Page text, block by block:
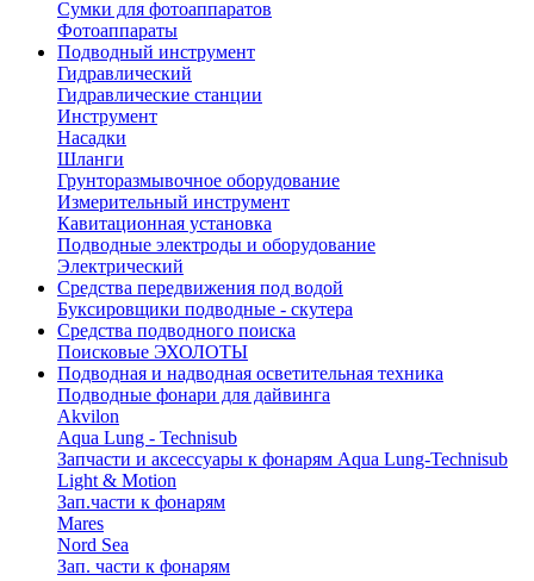
Сумки для фотоаппаратов
Фотоаппараты
Подводный инструмент
Гидравлический
Гидравлические станции
Инструмент
Насадки
Шланги
Грунторазмывочное оборудование
Измерительный инструмент
Кавитационная установка
Подводные электроды и оборудование
Электрический
Средства передвижения под водой
Буксировщики подводные - скутера
Средства подводного поиска
Поисковые ЭХОЛОТЫ
Подводная и надводная осветительная техника
Подводные фонари для дайвинга
Akvilon
Aqua Lung - Technisub
Запчасти и аксессуары к фонарям Aqua Lung-Technisub
Light & Motion
Зап.части к фонарям
Mares
Nord Sea
Зап. части к фонарям